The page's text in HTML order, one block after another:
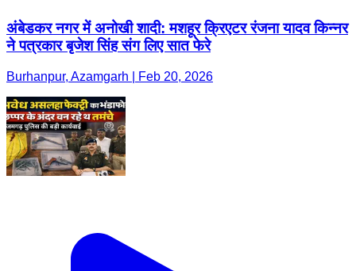
अंबेडकर नगर में अनोखी शादी: मशहूर क्रिएटर रंजना यादव किन्नर
ने पत्रकार बृजेश सिंह संग लिए सात फेरे
Burhanpur, Azamgarh | Feb 20, 2026